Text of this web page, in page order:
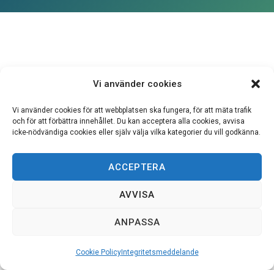
Vi använder cookies
Vi använder cookies för att webbplatsen ska fungera, för att mäta trafik
och för att förbättra innehållet. Du kan acceptera alla cookies, avvisa
icke-nödvändiga cookies eller själv välja vilka kategorier du vill godkänna.
ACCEPTERA
AVVISA
ANPASSA
Cookie PolicyIntegritetsmeddelande